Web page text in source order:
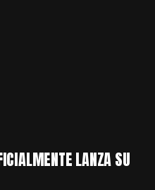
LANZA SU